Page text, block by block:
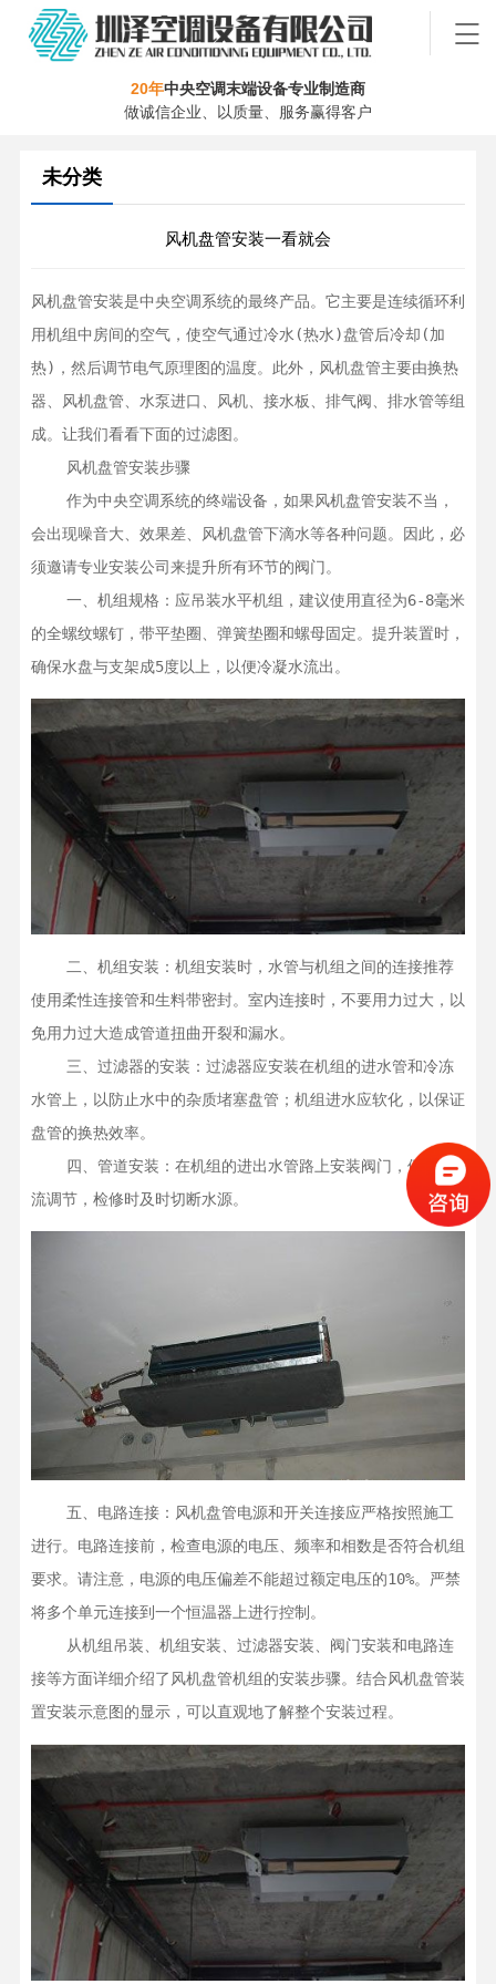
20年中央空调末端设备专业制造商
做诚信企业、以质量、服务赢得客户
未分类
风机盘管安装一看就会
风机盘管安装是中央空调系统的最终产品。它主要是连续循环利
用机组中房间的空气，使空气通过冷水(热水)盘管后冷却(加
热)，然后调节电气原理图的温度。此外，风机盘管主要由换热
器、风机盘管、水泵进口、风机、接水板、排气阀、排水管等组
成。让我们看看下面的过滤图。
会出现噪音大、效果差、风机盘管下滴水等各种问题。因此，必
须邀请专业安装公司来提升所有环节的阀门。
的全螺纹螺钉，带平垫圈、弹簧垫圈和螺母固定。提升装置时，
确保水盘与支架成5度以上，以便冷凝水流出。
使用柔性连接管和生料带密封。室内连接时，不要用力过大，以
免用力过大造成管道扭曲开裂和漏水。
水管上，以防止水中的杂质堵塞盘管；机组进水应软化，以保证
盘管的换热效率。
流调节，检修时及时切断水源。
进行。电路连接前，检查电源的电压、频率和相数是否符合机组
要求。请注意，电源的电压偏差不能超过额定电压的10%。严禁
将多个单元连接到一个恒温器上进行控制。
接等方面详细介绍了风机盘管机组的安装步骤。结合风机盘管装
置安装示意图的显示，可以直观地了解整个安装过程。